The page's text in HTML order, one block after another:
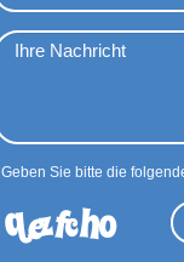
Geben Sie bitte die